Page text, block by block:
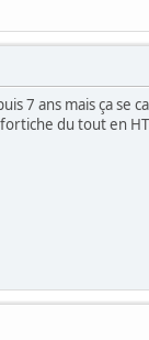
7 ans mais ça
du tout en